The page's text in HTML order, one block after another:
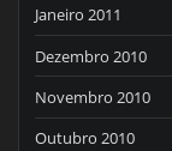
Janeiro 2011
Dezembro 2010
Novembro 2010
Outubro 2010